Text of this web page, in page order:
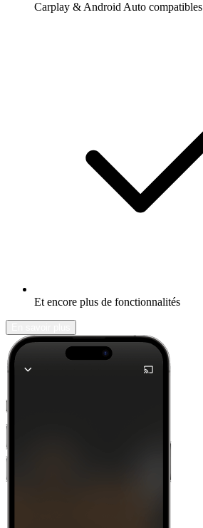
Carplay & Android Auto compatibles
Et encore plus de fonctionnalités